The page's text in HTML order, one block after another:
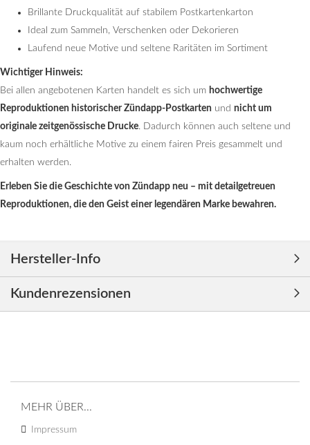
Brillante Druckqualität auf stabilem Postkartenkarton
Ideal zum Sammeln, Verschenken oder Dekorieren
Laufend neue Motive und seltene Raritäten im Sortiment
Wichtiger Hinweis:
Bei allen angebotenen Karten handelt es sich um hochwertige
Reproduktionen historischer Zündapp-Postkarten und nicht um
originale zeitgenössische Drucke. Dadurch können auch seltene und
kaum noch erhältliche Motive zu einem fairen Preis gesammelt und
erhalten werden.
Erleben Sie die Geschichte von Zündapp neu – mit detailgetreuen
Reproduktionen, die den Geist einer legendären Marke bewahren.
Hersteller-Info
Kundenrezensionen
MEHR ÜBER...
Impressum